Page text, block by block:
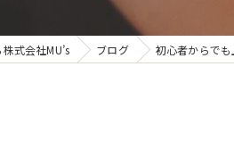
体験レッスン
式会社MU’s ブログ 初心者からで